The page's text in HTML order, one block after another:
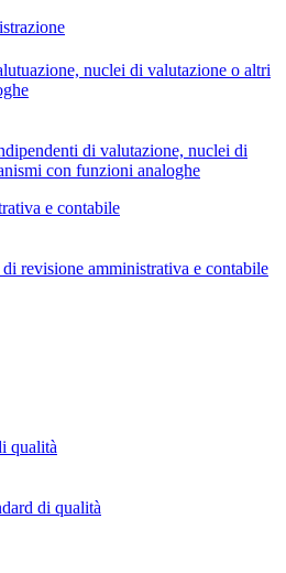
nuclei di valutazione o altri
di valutazione, nuclei di
con funzioni analoghe
e contabile
revisione amministrativa e contabile
qualità
di qualità